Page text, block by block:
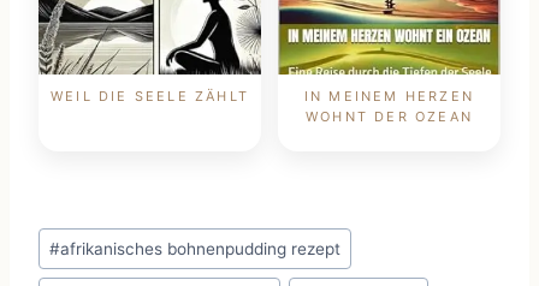
WEIL DIE SEELE ZÄHLT
IN MEINEM HERZEN
WOHNT DER OZEAN
Schlagworte:
#afrikanisches bohnenpudding rezept